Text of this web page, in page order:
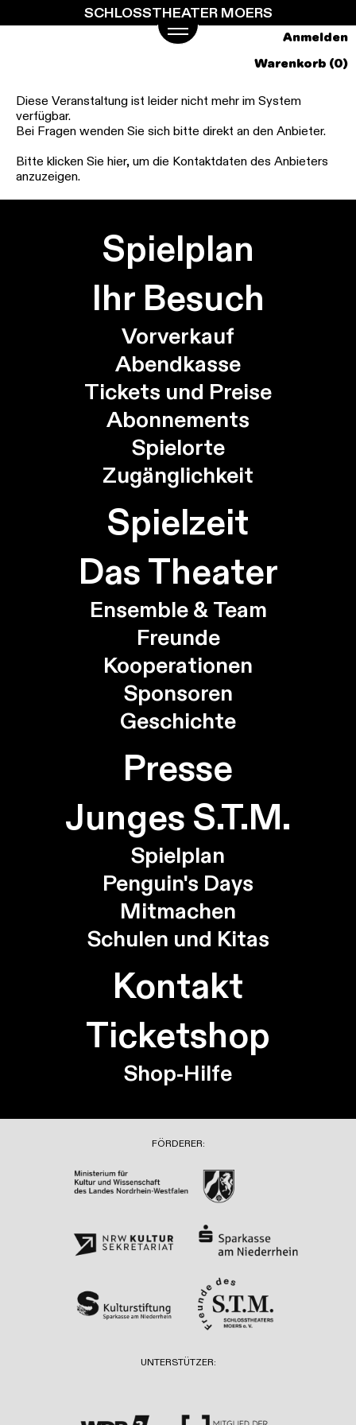
SCHLOSSTHEATER MOERS
Anmelden
Warenkorb (0)
Diese Veranstaltung ist leider nicht mehr im System
verfügbar.
Bei Fragen wenden Sie sich bitte direkt an den Anbieter.
Bitte klicken Sie hier, um die Kontaktdaten des Anbieters
anzuzeigen.
Spielplan
Ihr Besuch
Vorverkauf
Abendkasse
Tickets und Preise
Abonnements
Spielorte
Zugänglichkeit
Spielzeit
Das Theater
Ensemble & Team
Freunde
Kooperationen
Sponsoren
Geschichte
Presse
Junges S.T.M.
Spielplan
Penguin's Days
Mitmachen
Schulen und Kitas
Kontakt
Ticketshop
Shop-Hilfe
FÖRDERER:
UNTERSTÜTZER: